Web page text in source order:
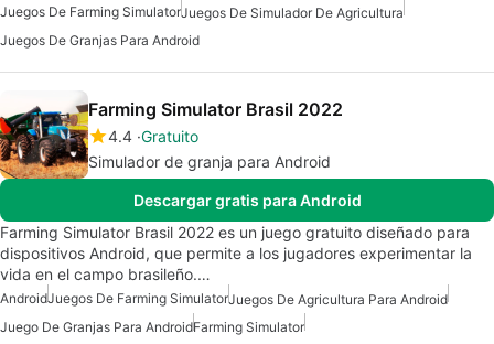
Juegos De Farming SimulatorJuegos De Simulador De Agricultura
Juegos De Granjas Para Android
Farming Simulator Brasil 2022
4.4 Gratuito
Simulador de granja para Android
Descargar gratis para Android
Farming Simulator Brasil 2022 es un juego gratuito diseñado para
dispositivos Android, que permite a los jugadores experimentar la
vida en el campo brasileño.…
AndroidJuegos De Farming SimulatorJuegos De Agricultura Para Android
Juego De Granjas Para AndroidFarming Simulator